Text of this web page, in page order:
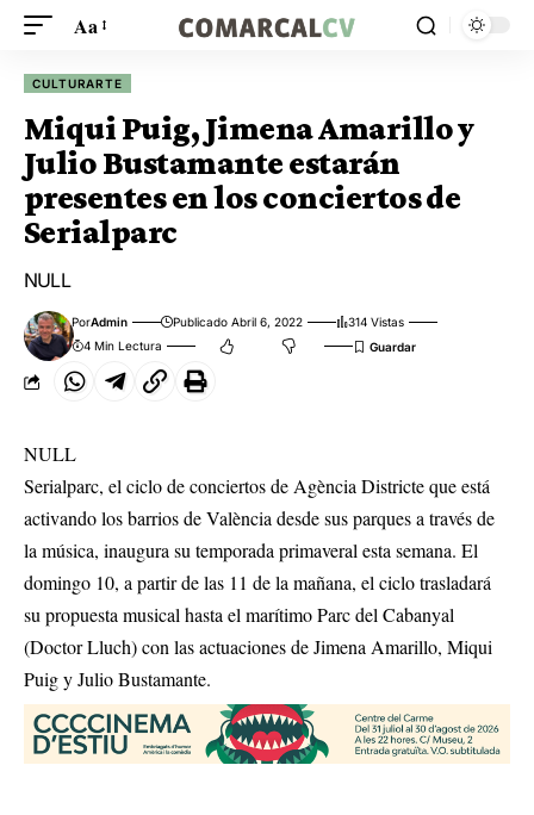
Aa
CULTURARTE
Miqui Puig, Jimena Amarillo y
Julio Bustamante estarán
presentes en los conciertos de
Serialparc
NULL
PorAdmin Publicado Abril 6, 2022
314 Vistas
4 Min Lectura
NULL
Serialparc, el ciclo de conciertos de Agència Districte que está
activando los barrios de València desde sus parques a través de
la música, inaugura su temporada primaveral esta semana. El
domingo 10, a partir de las 11 de la mañana, el ciclo trasladará
su propuesta musical hasta el marítimo Parc del Cabanyal
(Doctor Lluch) con las actuaciones de Jimena Amarillo, Miqui
Puig y Julio Bustamante.